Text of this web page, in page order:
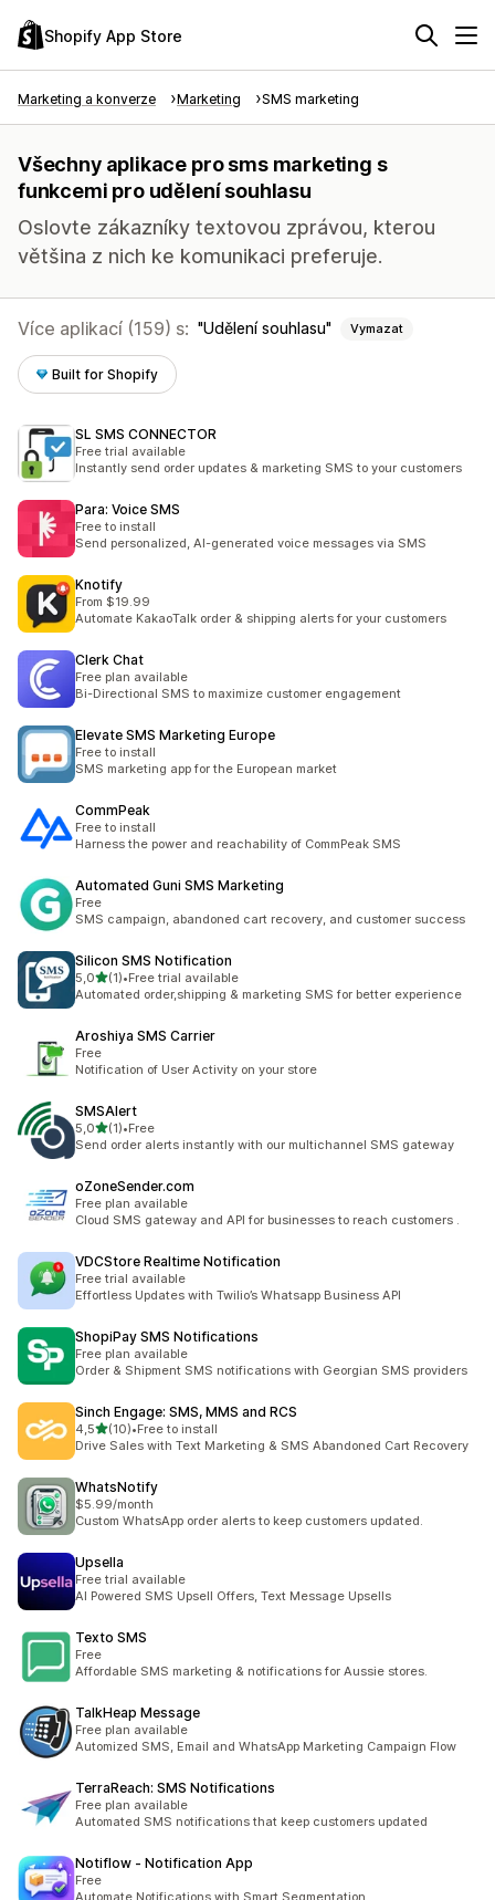
Shopify App Store
Marketing a konverze Marketing SMS marketing
Všechny aplikace pro sms marketing s
funkcemi pro udělení souhlasu
Oslovte zákazníky textovou zprávou, kterou
většina z nich ke komunikaci preferuje.
Více aplikací (159) s: Udělení souhlasu Vymazat
Built for Shopify
SL SMS CONNECTOR
Free trial available
Instantly send order updates & marketing SMS to your customers
Para: Voice SMS
Free to install
Send personalized, AI-generated voice messages via SMS
Knotify
From $19.99
Automate KakaoTalk order & shipping alerts for your customers
Clerk Chat
Free plan available
Bi-Directional SMS to maximize customer engagement
Elevate SMS Marketing Europe
Free to install
SMS marketing app for the European market
CommPeak
Free to install
Harness the power and reachability of CommPeak SMS
Automated Guni SMS Marketing
Free
SMS campaign, abandoned cart recovery, and customer success
Silicon SMS Notification
5,0z 5 hvězd
(1)
Celkový počet recenzí: 1
•Free trial available
Automated order,shipping & marketing SMS for better experience
Aroshiya SMS Carrier
Free
Notification of User Activity on your store
SMSAlert
5,0z 5 hvězd
(1)
Celkový počet recenzí: 1
•Free
Send order alerts instantly with our multichannel SMS gateway
oZoneSender.com
Free plan available
Cloud SMS gateway and API for businesses to reach customers .
VDCStore Realtime Notification
Free trial available
Effortless Updates with Twilio’s Whatsapp Business API
ShopiPay SMS Notifications
Free plan available
Order & Shipment SMS notifications with Georgian SMS providers
Sinch Engage: SMS, MMS and RCS
4,5z 5 hvězd
(10)
Celkový počet recenzí: 10
•Free to install
Drive Sales with Text Marketing & SMS Abandoned Cart Recovery
WhatsNotify
$5.99/month
Custom WhatsApp order alerts to keep customers updated.
Upsella
Free trial available
AI Powered SMS Upsell Offers, Text Message Upsells
Texto SMS
Free
Affordable SMS marketing & notifications for Aussie stores.
TalkHeap Message
Free plan available
Automized SMS, Email and WhatsApp Marketing Campaign Flow
TerraReach: SMS Notifications
Free plan available
Automated SMS notifications that keep customers updated
Notiflow ‑ Notification App
Free
Automate Notifications with Smart Segmentation